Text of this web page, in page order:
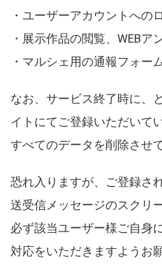
・ユーザーアカウントへの
・展示作品の閲覧、WEBア
・マルシェ用の通報フォー
なお、サービス終了時に、
イトにてご登録いただいて
すべてのデータを削除させ
恐れ入りますが、ご登録さ
送受信メッセージのスクリ
必ず該当ユーザー様ご自身
対応をいただきますようお